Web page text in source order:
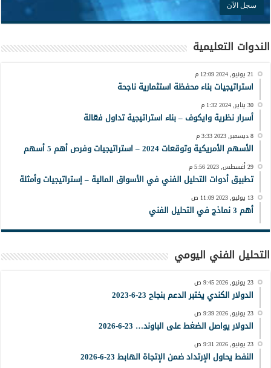
الندوات التعليمية
21 يونيو, 2024 12:09 م
استراتيجيات بناء محفظة استثمارية ناجحة
30 يناير, 2024 1:32 م
أسرار نظرية وايكوف – بناء استراتيجية تداول فعّالة
8 ديسمبر, 2023 3:33 م
الأسهم الأمريكية وتوقعات 2024 – استراتيجيات وفرص أهم 5 أسهم
29 أغسطس, 2023 5:56 م
تطبيق أدوات التحليل الفني في الأسواق المالية – إستراتيجيات وأمثلة
13 يوليو, 2023 11:09 ص
أهم 3 نماذج في التحليل الفني
التحليل الفني اليومي
23 يونيو, 2026 9:45 ص
الدولار الكندي يختبر الدعم بنجاح 23-6-2023
23 يونيو, 2026 9:39 ص
الدولار يواصل الضغط على الباوند… 23-6-2026
23 يونيو, 2026 9:31 ص
النفط يحاول الإرتداد ضمن الإتجاة الهابط 23-6-2026